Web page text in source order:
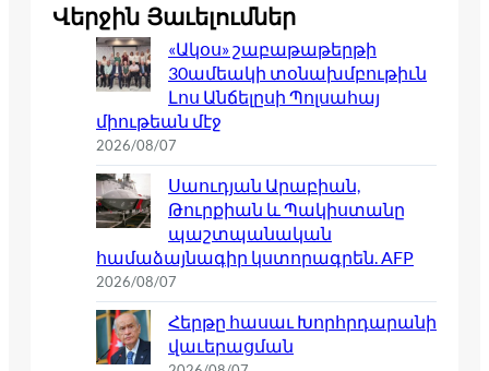
Վերջին Յաւելումներ
«Ակօս» շաբաթաթերթի
30ամեակի տօնախմբութիւն
Լոս Անճելըսի Պոլսահայ
միութեան մէջ
2026/08/07
Սաուդյան Արաբիան,
Թուրքիան և Պակիստանը
պաշտպանական
համաձայնագիր կստորագրեն. AFP
2026/08/07
Հերթը հասաւ Խորհրդարանի
վաւերացման